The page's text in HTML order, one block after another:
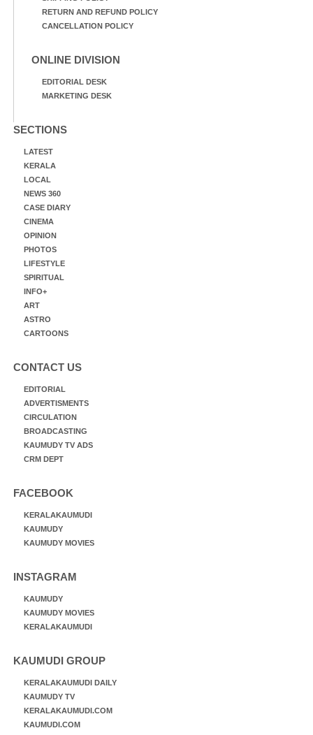
RETURN AND REFUND POLICY
CANCELLATION POLICY
ONLINE DIVISION
EDITORIAL DESK
MARKETING DESK
SECTIONS
LATEST
KERALA
LOCAL
NEWS 360
CASE DIARY
CINEMA
OPINION
PHOTOS
LIFESTYLE
SPIRITUAL
INFO+
ART
ASTRO
CARTOONS
CONTACT US
EDITORIAL
ADVERTISMENTS
CIRCULATION
BROADCASTING
KAUMUDY TV ADS
CRM DEPT
FACEBOOK
KERALAKAUMUDI
KAUMUDY
KAUMUDY MOVIES
INSTAGRAM
KAUMUDY
KAUMUDY MOVIES
KERALAKAUMUDI
KAUMUDI GROUP
KERALAKAUMUDI DAILY
KAUMUDY TV
KERALAKAUMUDI.COM
KAUMUDI.COM